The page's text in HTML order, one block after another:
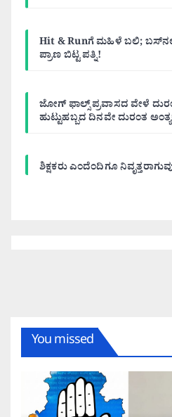
Hit & Runಗೆ ಮಹಿಳೆ ಬಲಿ;
ಪ್ರಾಣ ಬಿಟ್ಟ ಪತ್ನಿ!
ಜೋಗ್ ಫಾಲ್ಸ್ ಪ್ರವಾಸದ ವೇಳೆ
ಹುಟ್ಟುಹಬ್ಬದ ದಿನವೇ ದುರಂತ
ಶಿಕ್ಷಕರು ಎಂದೆಂದಿಗೂ
You missed